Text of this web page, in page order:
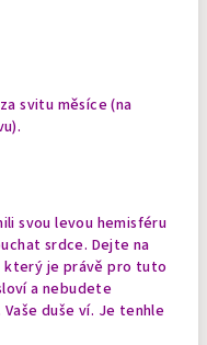
svitu měsíce (na
svou levou hemisféru
srdce. Dejte na
který je právě pro tuto
a nebudete
duše ví. Je tenhle